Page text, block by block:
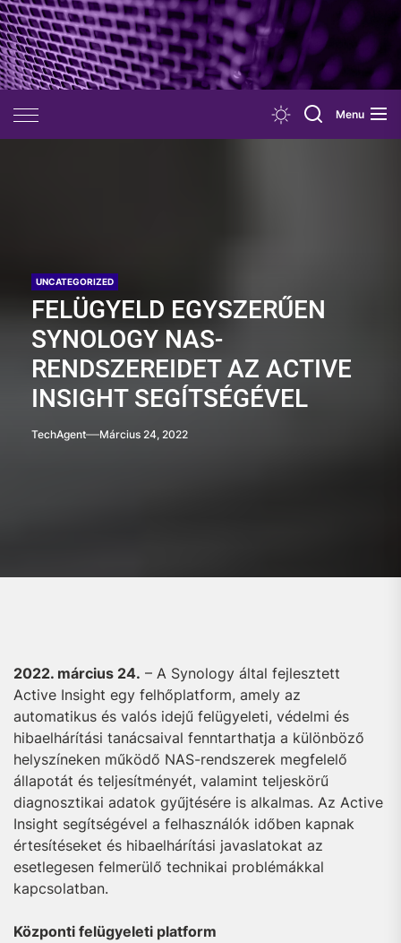
Skip
to
the
content
Menu
UNCATEGORIZED
FELÜGYELD EGYSZERŰEN
SYNOLOGY NAS-
RENDSZEREIDET AZ ACTIVE
INSIGHT SEGÍTSÉGÉVEL
TechAgent Március 24, 2022
2022. március 24. – A Synology által fejlesztett
Active Insight egy felhőplatform, amely az
automatikus és valós idejű felügyeleti, védelmi és
hibaelhárítási tanácsaival fenntarthatja a különböző
helyszíneken működő NAS-rendszerek megfelelő
állapotát és teljesítményét, valamint teljeskörű
diagnosztikai adatok gyűjtésére is alkalmas. Az Active
Insight segítségével a felhasználók időben kapnak
értesítéseket és hibaelhárítási javaslatokat az
esetlegesen felmerülő technikai problémákkal
kapcsolatban.
Központi felügyeleti platform